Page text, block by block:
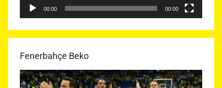
00:00 00:00
Fenerbahçe Beko